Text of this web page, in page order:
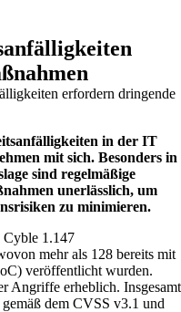
erfordern dringende
in der IT
mit sich. Besonders in
sind regelmäßige
unerlässlich, um
zu minimieren.
Cyble 1.147
mehr als 128 bereits mit
veröffentlicht wurden.
Angriffe erheblich. Insgesamt
dem CVSS v3.1 und